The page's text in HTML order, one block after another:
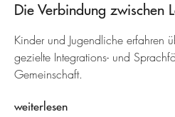
Die Verbindung zwischen
Kinder und Jugendliche erfahren
gezielte Integrations- und
Gemeinschaft.
weiterlesen